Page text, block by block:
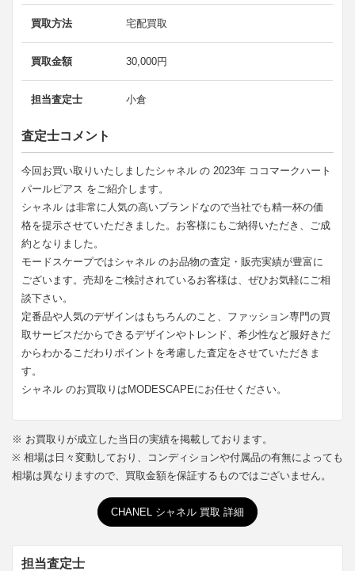
買取方法 宅配買取
買取金額 30,000円
担当査定士 小倉
査定士コメント
今回お買い取りいたしましたシャネル の 2023年 ココマークハート
パールピアス をご紹介します。
シャネル は非常に人気の高いブランドなので当社でも精一杯の価
格を提示させていただきました。お客様にもご納得いただき、ご成
約となりました。
モードスケープではシャネル のお品物の査定・販売実績が豊富に
ございます。売却をご検討されているお客様は、ぜひお気軽にご相
談下さい。
定番品や人気のデザインはもちろんのこと、ファッション専門の買
取サービスだからできるデザインやトレンド、希少性など服好きだ
からわかるこだわりポイントを考慮した査定をさせていただきま
す。
シャネル のお買取りはMODESCAPEにお任せください。
※ お買取りが成立した当日の実績を掲載しております。
※ 相場は日々変動しており、コンディションや付属品の有無によっても
相場は異なりますので、買取金額を保証するものではございません。
CHANEL シャネル 買取 詳細
担当査定士